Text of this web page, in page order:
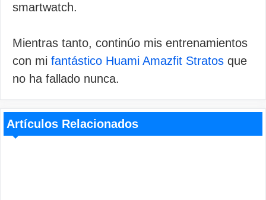
smartwatch.
Mientras tanto, continúo mis entrenamientos
con mi fantástico Huami Amazfit Stratos que
no ha fallado nunca.
Artículos Relacionados